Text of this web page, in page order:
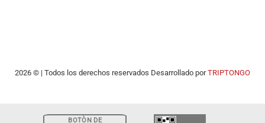
2026 © | Todos los derechos reservados Desarrollado porTRIPTONGO
BOTÒN DE